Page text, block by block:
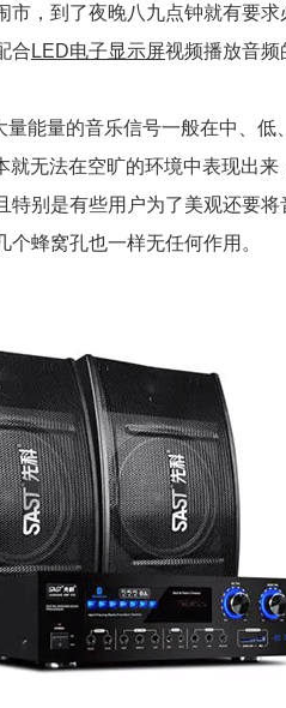
，到了夜晚八九点钟就有要
合 LED电子显示屏视频播放音频
能量的音乐信号一般在中、低
无法在空旷的环境中表现出
别是有些用户为了美观还要
蜂窝孔也一样无任何作用。